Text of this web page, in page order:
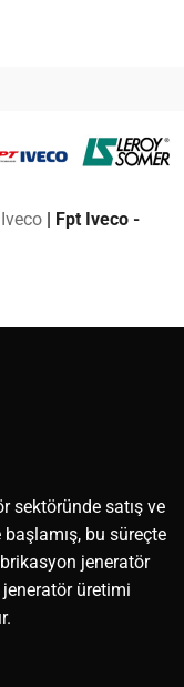
| Fpt Iveco -
sektöründe satış ve
bu süreçte
jeneratör
üretimi